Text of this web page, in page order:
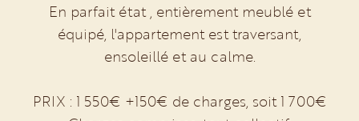
En parfait état , entièrement meublé et
équipé, l'appartement est traversant,
ensoleillé et au calme.
PRIX : 1 550€ +150€ de charges, soit 1 700€